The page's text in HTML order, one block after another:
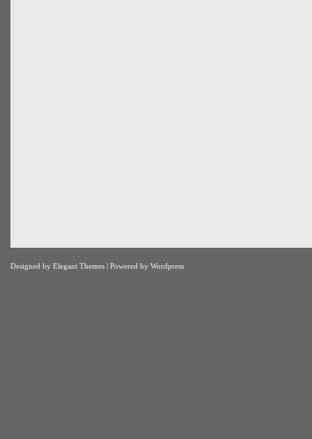
Designed by Elegant Themes | Powered by Wordpress